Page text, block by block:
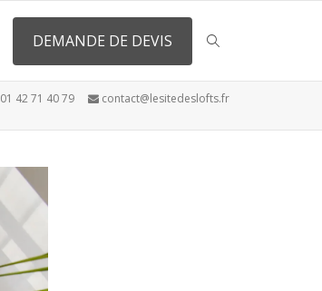
DEMANDE DE DEVIS
01 42 71 40 79 contact@lesitedeslofts.fr